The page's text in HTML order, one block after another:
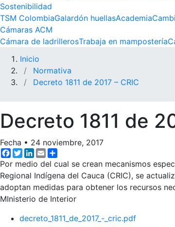
Sostenibilidad
TSM ColombiaGalardón huellasAcademia
Cámaras ACM
Cámara de ladrillerosTrabaja en mampostería
Inicio
Normativa
Decreto 1811 de 2017 – CRIC
Decreto 1811 de
Fecha • 24 noviembre, 2017
Facebook
TwitterLinkedIn
Email
Por medio del cual se crean mecanismos
Regional Indígena del Cauca (CRIC), se
adoptan medidas para obtener los recursos
MInisterio de Interior
decreto_1811_de_2017_-_cric.pdf